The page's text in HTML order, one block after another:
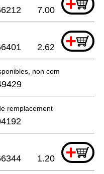
7.00
+
2.62
non commandable
remplacement
+
1.20